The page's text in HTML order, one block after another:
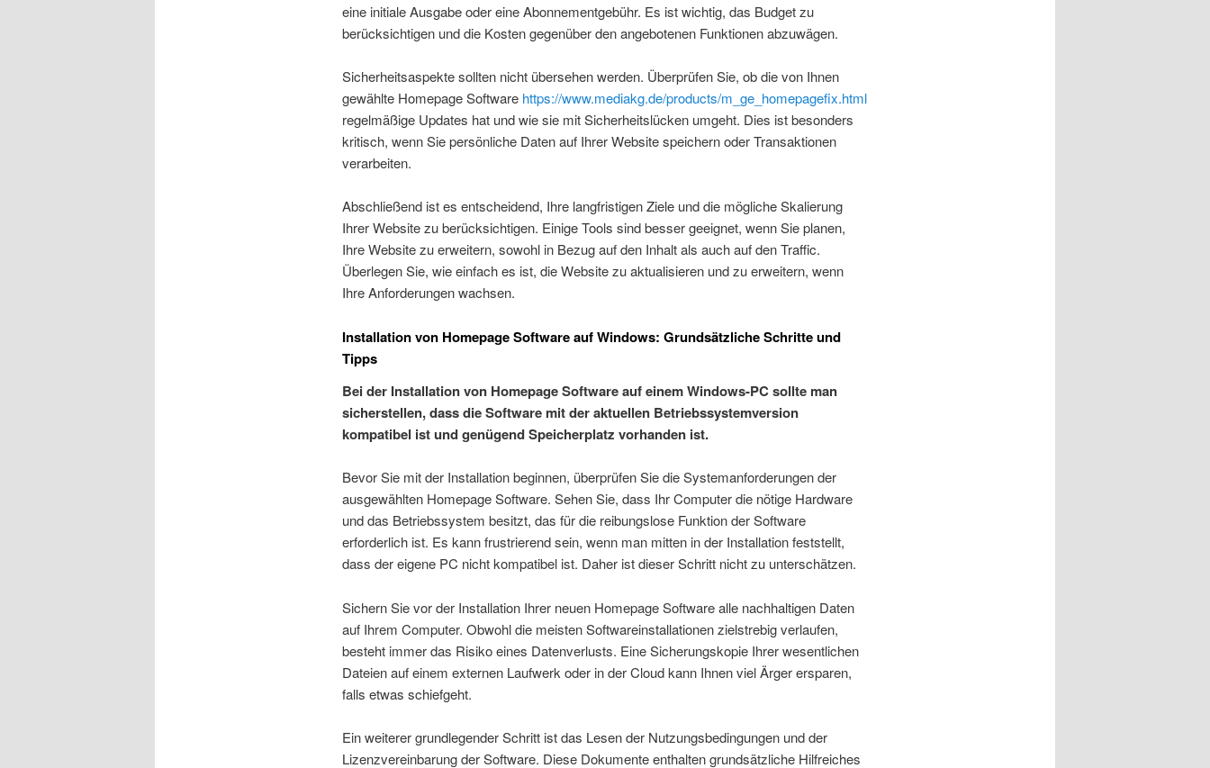
eine initiale Ausgabe oder eine Abonnementgebühr. Es ist wichtig, das Budget zu
berücksichtigen und die Kosten gegenüber den angebotenen Funktionen abzuwägen.
Sicherheitsaspekte sollten nicht übersehen werden. Überprüfen Sie, ob die von Ihnen
gewählte Homepage Software https://www.mediakg.de/products/m_ge_homepagefix.html
regelmäßige Updates hat und wie sie mit Sicherheitslücken umgeht. Dies ist besonders
kritisch, wenn Sie persönliche Daten auf Ihrer Website speichern oder Transaktionen
verarbeiten.
Abschließend ist es entscheidend, Ihre langfristigen Ziele und die mögliche Skalierung
Ihrer Website zu berücksichtigen. Einige Tools sind besser geeignet, wenn Sie planen,
Ihre Website zu erweitern, sowohl in Bezug auf den Inhalt als auch auf den Traffic.
Überlegen Sie, wie einfach es ist, die Website zu aktualisieren und zu erweitern, wenn
Ihre Anforderungen wachsen.
Installation von Homepage Software auf Windows: Grundsätzliche Schritte und
Tipps
Bei der Installation von Homepage Software auf einem Windows-PC sollte man
sicherstellen, dass die Software mit der aktuellen Betriebssystemversion
kompatibel ist und genügend Speicherplatz vorhanden ist.
Bevor Sie mit der Installation beginnen, überprüfen Sie die Systemanforderungen der
ausgewählten Homepage Software. Sehen Sie, dass Ihr Computer die nötige Hardware
und das Betriebssystem besitzt, das für die reibungslose Funktion der Software
erforderlich ist. Es kann frustrierend sein, wenn man mitten in der Installation feststellt,
dass der eigene PC nicht kompatibel ist. Daher ist dieser Schritt nicht zu unterschätzen.
Sichern Sie vor der Installation Ihrer neuen Homepage Software alle nachhaltigen Daten
auf Ihrem Computer. Obwohl die meisten Softwareinstallationen zielstrebig verlaufen,
besteht immer das Risiko eines Datenverlusts. Eine Sicherungskopie Ihrer wesentlichen
Dateien auf einem externen Laufwerk oder in der Cloud kann Ihnen viel Ärger ersparen,
falls etwas schiefgeht.
Ein weiterer grundlegender Schritt ist das Lesen der Nutzungsbedingungen und der
Lizenzvereinbarung der Software. Diese Dokumente enthalten grundsätzliche Hilfreiches